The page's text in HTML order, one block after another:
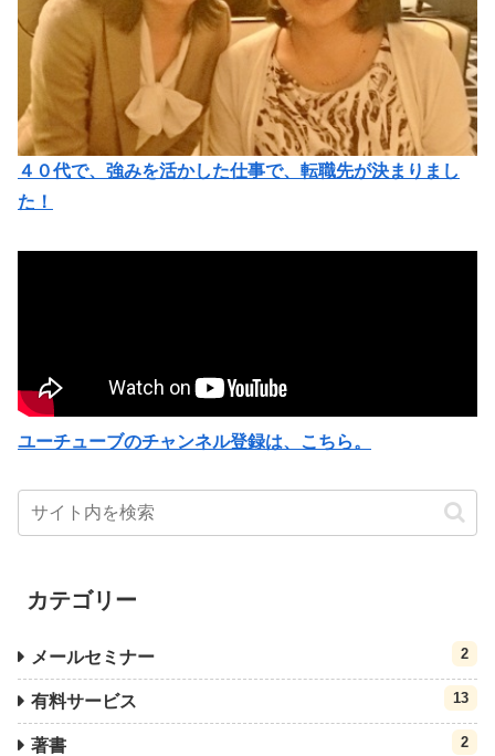
４０代で、強みを活かした仕事で、転職先が決まりまし
た！
ユーチューブのチャンネル登録は、こちら。
カテゴリー
メールセミナー 2
有料サービス 13
著書 2